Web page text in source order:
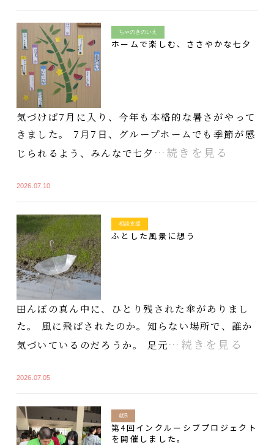
ちゃのきのいえ
ホームで楽しむ、ささやかな七夕
気づけば7月に入り、今年も本格的な暑さがやって
きました。 7月7日、グループホームでも季節が感
じられるよう、みんなで七夕 …続きを見る
2026.07.10
相談支援
ふとした風景に想う
田んぼの真ん中に、ひとり残された傘がありまし
た。 風に飛ばされたのか。知らない場所で、誰か
気づいているのだろうか。 足元…続きを見る
2026.07.05
就B
第4回インクルーシブプロジェクト
を開催しました。